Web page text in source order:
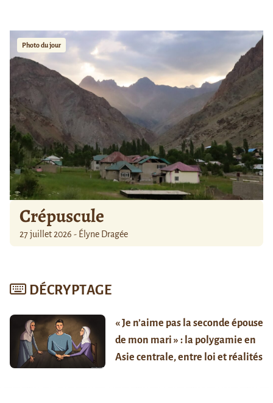
Photo du jour
Crépuscule
27 juillet 2026 - Élyne Dragée
DÉCRYPTAGE
« Je n’aime pas la seconde épouse
de mon mari » : la polygamie en
Asie centrale, entre loi et réalités